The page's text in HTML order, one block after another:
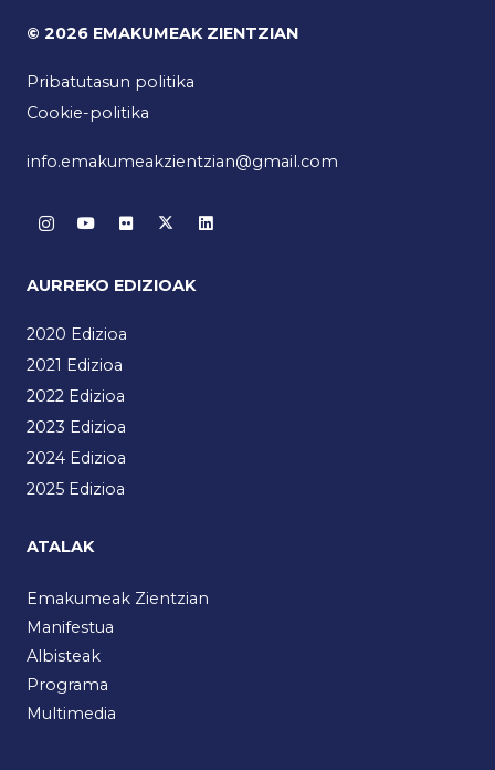
© 2026 EMAKUMEAK ZIENTZIAN
Pribatutasun politika
Cookie-politika
info.emakumeakzientzian@gmail.com
AURREKO EDIZIOAK
2020 Edizioa
2021 Edizioa
2022 Edizioa
2023 Edizioa
2024 Edizioa
2025 Edizioa
ATALAK
Emakumeak Zientzian
Manifestua
Albisteak
Programa
Multimedia